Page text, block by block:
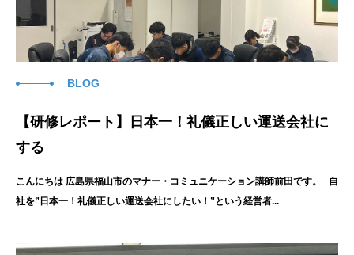
BLOG
【研修レポート】日本一！礼儀正しい運送会社に
する
こんにちは 広島県福山市のマナー・コミュニケーション講師前田です。 自
社を”日本一！礼儀正しい運送会社にしたい！”という経営者...